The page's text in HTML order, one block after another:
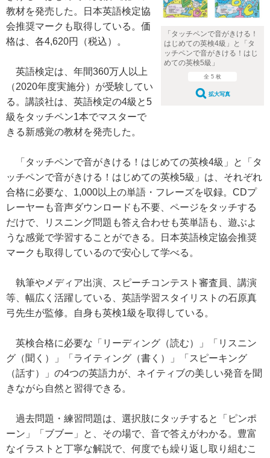
「タッチペンで音がきける！
はじめての英検4級」と「タ
ッチペンで音がきける！はじ
めての英検5級」
全 5 枚
拡大写真
教材を発売した。日本英語検定協
会推奨マークも取得している。価
格は、各4,620円（税込）。
英語検定は、年間360万人以上
（2020年度実施分）が受験してい
る。講談社は、英語検定の4級と5
級をタッチペン1本でマスターで
きる新感覚の教材を発売した。
「タッチペンで音がきける！はじめての英検4級」と「タ
ッチペンで音がきける！はじめての英検5級」は、それぞれ
合格に必要な、1,000以上の単語・フレーズを収録。CDプ
レーヤーも音声ダウンロードも不要、ページをタッチする
だけで、リスニング問題も答え合わせも英単語も、遊ぶよ
うな感覚で学習することができる。日本英語検定協会推奨
マークも取得しているので安心して学べる。
執筆やメディア出演、スピーチコンテスト審査員、講演
等、幅広く活躍している、英語学習スタイリストの石原真
弓先生が監修。自身も英検1級を取得している。
英検合格に必要な「リーディング（読む）」「リスニン
グ（聞く）」「ライティング（書く）」「スピーキング
（話す）」の4つの英語力が、ネイティブの美しい発音を聞
きながら自然と習得できる。
過去問題・練習問題は、選択肢にタッチすると「ピンポ
ーン」「ブブー」と、その場で、音で答えがわかる。豊富
なイラストと丁寧な解説で、何度でも繰り返し取り組むこ